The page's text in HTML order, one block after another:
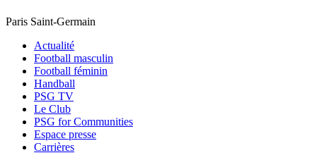
Paris Saint-Germain
Actualité
Football masculin
Football féminin
Handball
PSG TV
Le Club
PSG for Communities
Espace presse
Carrières